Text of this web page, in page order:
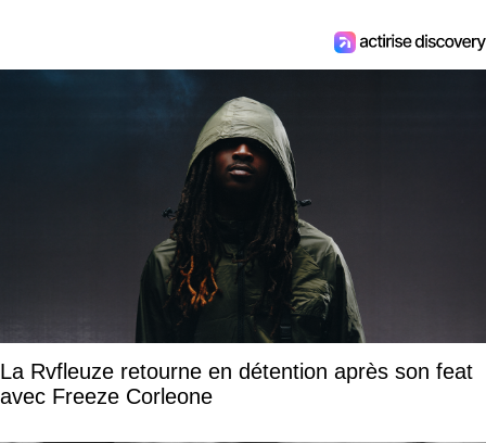
La Rvfleuze retourne en détention après son feat
avec Freeze Corleone